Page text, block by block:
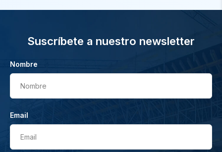
Suscríbete a nuestro newsletter
Nombre
Nombre
Email
Email